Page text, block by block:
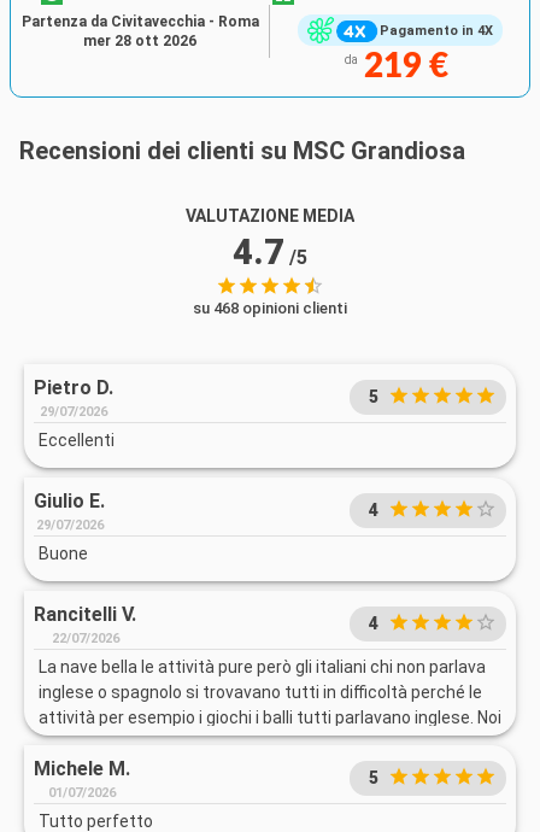
Pagamento in 4X
da 219 €
Partenza da Civitavecchia - Roma
mer 28 ott 2026
Recensioni dei clienti su MSC Grandiosa
VALUTAZIONE MEDIA
4.7 /5
su 468 opinioni clienti
Pietro D.
29/07/2026
5
Eccellenti
Giulio E.
29/07/2026
4
Buone
Rancitelli V.
22/07/2026
4
La nave bella le attività pure però gli italiani chi non parlava
inglese o spagnolo si trovavano tutti in difficoltà perché le
attività per esempio i giochi i balli tutti parlavano inglese. Noi
italiani eravamo emarginati.questa è stata un opinione di
tantissimi italiani sulla nave dicevamo una nave italiana E
non parla nessuno italiano
Michele M.
01/07/2026
5
Tutto perfetto